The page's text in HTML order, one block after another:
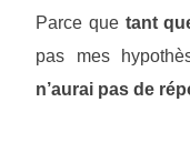
Parce que tant
pas mes
n’aurai pas de